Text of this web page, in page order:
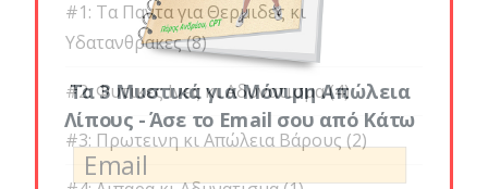
#1: Τα Παντα για Θερμιδες κι
Υδατανθρακες(8)
#2: Φυτικες Ινες κι Αδυνατισμα(4)
#3: Πρωτεινη κι Απώλεια Βάρους (2)
Τα 3 Μυστικά για Μόνιμη Απώλεια
Λίπους - Άσε το Email σου από Κάτω